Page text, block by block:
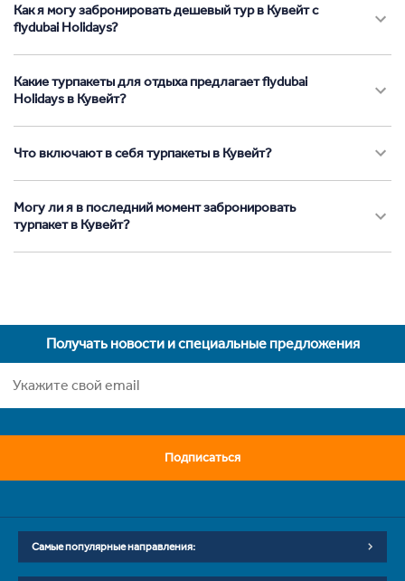
Как я могу забронировать дешевый тур в Кувейт с
flydubai Holidays?
Какие турпакеты для отдыха предлагает flydubai
Holidays в Кувейт?
Что включают в себя турпакеты в Кувейт?
Могу ли я в последний момент забронировать
турпакет в Кувейт?
Получать новости и специальные предложения
Подписаться
Самые популярные направления: